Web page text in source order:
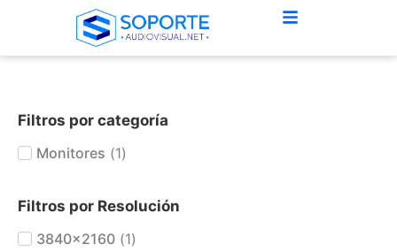
Filtros por categoría
Monitores (1)
Filtros por Resolución
3840x2160 (1)